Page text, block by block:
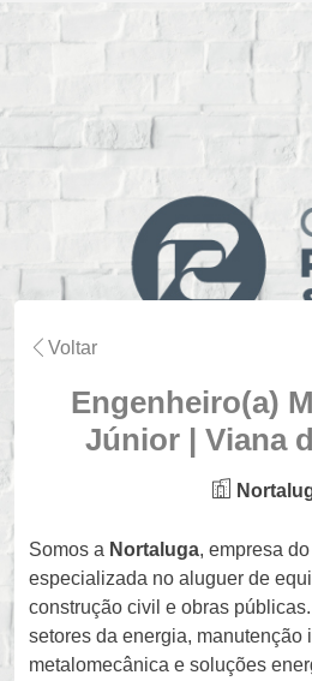
Voltar
Engenheiro(a)
Júnior | Viana
Somos a Nortaluga, empresa do
especializada no aluguer de
construção civil e obras
setores da energia, manutenção
metalomecânica e soluções